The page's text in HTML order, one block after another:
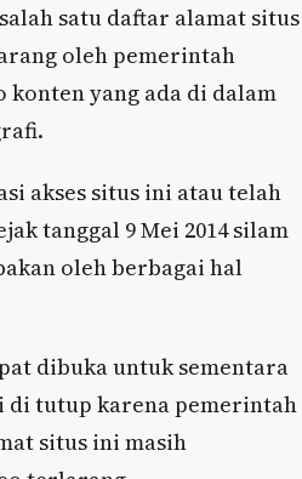
satu daftar alamat situs
oleh pemerintah
yang ada di dalam
akses situs ini atau telah
tanggal 9 Mei 2014 silam
oleh berbagai hal
dibuka untuk sementara
di tutup karena pemerintah
situs ini masih